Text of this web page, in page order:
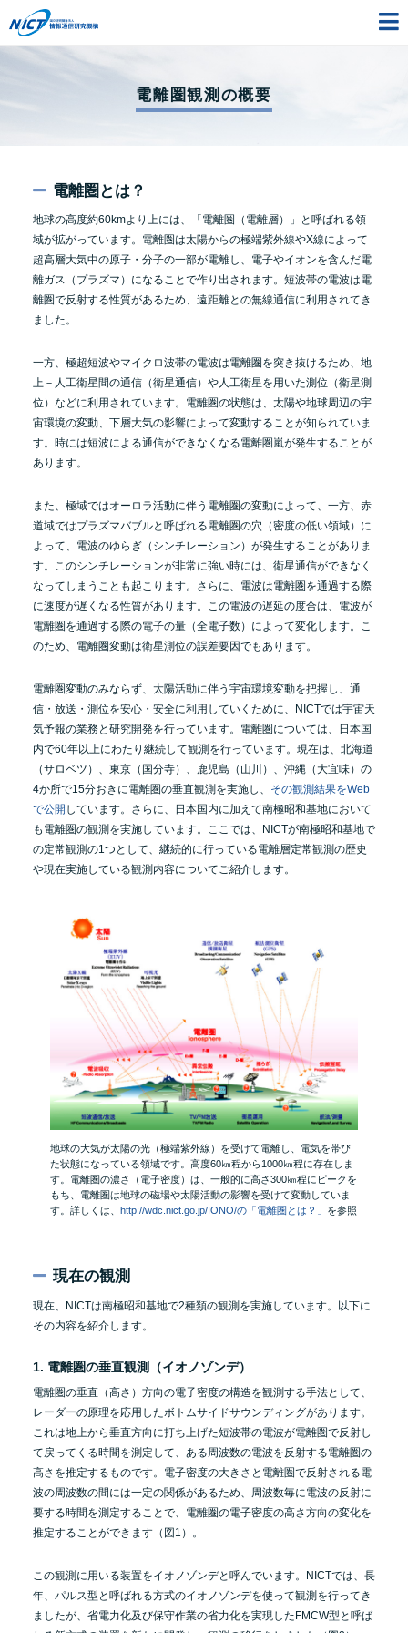
電離圏観測の概要
電離圏とは？
地球の高度約60kmより上には、「電離圏（電離層）」と呼ばれる領
域が拡がっています。電離圏は太陽からの極端紫外線やX線によって
超高層大気中の原子・分子の一部が電離し、電子やイオンを含んだ電
離ガス（プラズマ）になることで作り出されます。短波帯の電波は電
離圏で反射する性質があるため、遠距離との無線通信に利用されてき
ました。
一方、極超短波やマイクロ波帯の電波は電離圏を突き抜けるため、地
上－人工衛星間の通信（衛星通信）や人工衛星を用いた測位（衛星測
位）などに利用されています。電離圏の状態は、太陽や地球周辺の宇
宙環境の変動、下層大気の影響によって変動することが知られていま
す。時には短波による通信ができなくなる電離圏嵐が発生することが
あります。
また、極域ではオーロラ活動に伴う電離圏の変動によって、一方、赤
道域ではプラズマバブルと呼ばれる電離圏の穴（密度の低い領域）に
よって、電波のゆらぎ（シンチレーション）が発生することがありま
す。このシンチレーションが非常に強い時には、衛星通信ができなく
なってしまうことも起こります。さらに、電波は電離圏を通過する際
に速度が遅くなる性質があります。この電波の遅延の度合は、電波が
電離圏を通過する際の電子の量（全電子数）によって変化します。こ
のため、電離圏変動は衛星測位の誤差要因でもあります。
電離圏変動のみならず、太陽活動に伴う宇宙環境変動を把握し、通
信・放送・測位を安心・安全に利用していくために、NICTでは宇宙天
気予報の業務と研究開発を行っています。電離圏については、日本国
内で60年以上にわたり継続して観測を行っています。現在は、北海道
（サロベツ）、東京（国分寺）、鹿児島（山川）、沖縄（大宜味）の
4か所で15分おきに電離圏の垂直観測を実施し、 その観測結果をWeb
で公開 しています。さらに、日本国内に加えて南極昭和基地において
も電離圏の観測を実施しています。ここでは、NICTが南極昭和基地で
の定常観測の1つとして、継続的に行っている電離層定常観測の歴史
や現在実施している観測内容についてご紹介します。
地球の大気が太陽の光（極端紫外線）を受けて電離し、電気を帯び
た状態になっている領域です。 高度60㎞程から1000㎞程に存在しま
す。電離圏の濃さ（電子密度）は、一般的に高さ300㎞程にピークを
もち、
電離圏は地球の磁場や太陽活動の影響を受けて変動していま
す。 詳しくは、 http://wdc.nict.go.jp/IONO/の「電離圏とは？」 を参照
現在の観測
現在、NICTは南極昭和基地で2種類の観測を実施しています。以下に
その内容を紹介します。
1. 電離圏の垂直観測（イオノゾンデ）
電離圏の垂直（高さ）方向の電子密度の構造を観測する手法として、
レーダーの原理を応用したボトムサイドサウンディングがあります。
これは地上から垂直方向に打ち上げた短波帯の電波が電離圏で反射し
て戻ってくる時間を測定して、ある周波数の電波を反射する電離圏の
高さを推定するものです。電子密度の大きさと電離圏で反射される電
波の周波数の間には一定の関係があるため、周波数毎に電波の反射に
要する時間を測定することで、電離圏の電子密度の高さ方向の変化を
推定することができます（図1）。
この観測に用いる装置をイオノゾンデと呼んでいます。NICTでは、長
年、パルス型と呼ばれる方式のイオノゾンデを使って観測を行ってき
ましたが、省電力化及び保守作業の省力化を実現したFMCW型と呼ば